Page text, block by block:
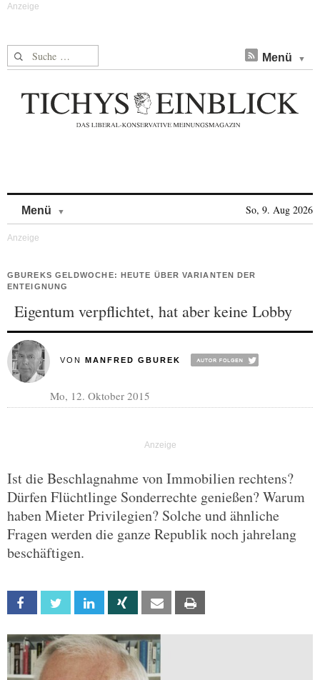
Suche nach: Menü
Menü So, 9. Aug 2026
GBUREKS GELDWOCHE: HEUTE ÜBER VARIANTEN DER
ENTEIGNUNG
Eigentum verpflichtet, hat aber keine Lobby
VON MANFRED GBUREK
Mo, 12. Oktober 2015
Ist die Beschlagnahme von Immobilien rechtens?
Dürfen Flüchtlinge Sonderrechte genießen? Warum
haben Mieter Privilegien? Solche und ähnliche
Fragen werden die ganze Republik noch jahrelang
beschäftigen.
Facebook Twitter Linkedin Xing Email